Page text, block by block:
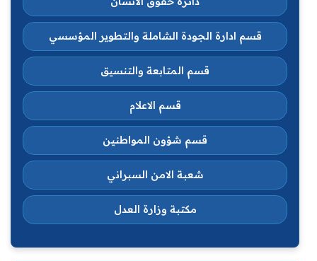
قسم ادارة الجودة الشاملة والتطوير المؤسسي
قسم المتابعة والتنسيق
قسم الاعلام
قسم شؤون المواطنين
شعبة الامن السبراني
مكتبة وزارة العدل